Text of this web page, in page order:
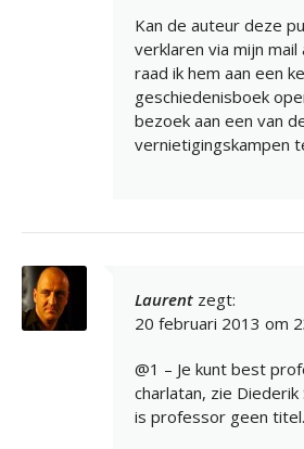
Kan de auteur deze
verklaren via mijn mail
raad ik hem aan een
geschiedenisboek
bezoek aan een van
vernietigingskampen
Laurent zegt:
20 februari 2013 om
@1 – Je kunt best
charlatan, zie
is professor geen titel.